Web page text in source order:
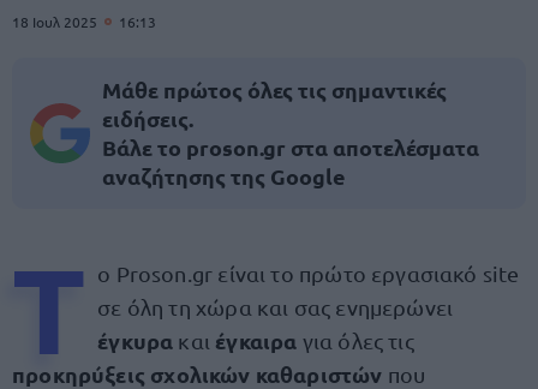
18 Ιουλ 2025 16:13
Μάθε πρώτος όλες τις σημαντικές
ειδήσεις.
Βάλε το proson.gr στα αποτελέσματα
αναζήτησης της Google
Τ
ο Proson.gr είναι το πρώτο εργασιακό site
σε όλη τη χώρα και σας ενημερώνει
έγκυρα και έγκαιρα για όλες τις
προκηρύξεις σχολικών καθαριστών που